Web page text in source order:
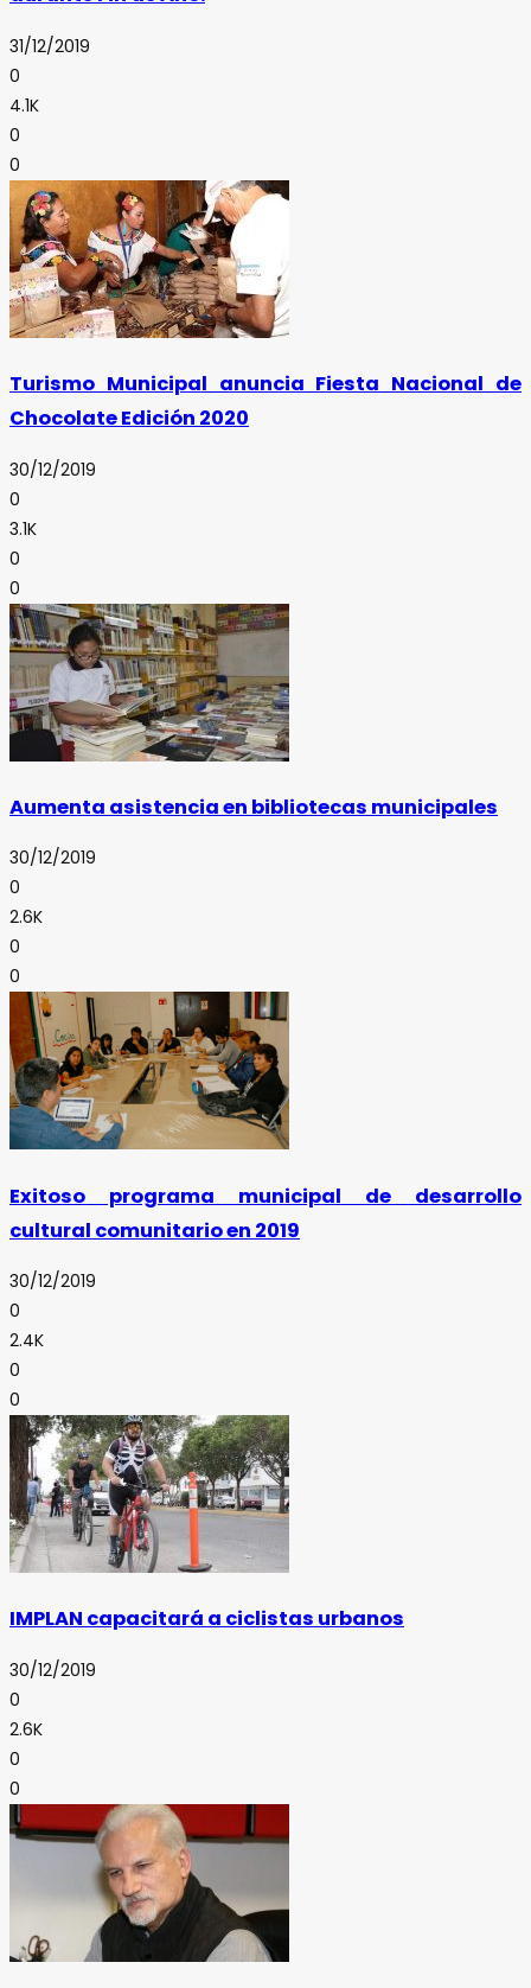
31/12/2019
0
4.1K
0
0
Turismo Municipal anuncia Fiesta Nacional de
Chocolate Edición 2020
30/12/2019
0
3.1K
0
0
Aumenta asistencia en bibliotecas municipales
30/12/2019
0
2.6K
0
0
Exitoso programa municipal de desarrollo
cultural comunitario en 2019
30/12/2019
0
2.4K
0
0
IMPLAN capacitará a ciclistas urbanos
30/12/2019
0
2.6K
0
0